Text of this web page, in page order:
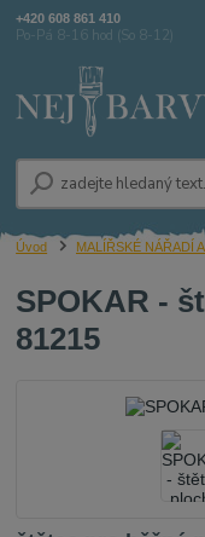
+420 608 861 410
Po-Pá 8-16 hod (So 8-12)
Úvod MALÍŘSKÉ NÁŘADÍ
SPOKAR -
81215